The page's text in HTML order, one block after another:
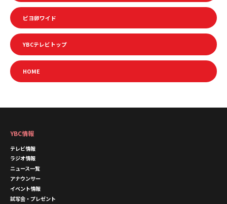
ピヨ卵ワイド
YBCテレビトップ
HOME
YBC情報
テレビ情報
ラジオ情報
ニュース一覧
アナウンサー
イベント情報
試写会・プレゼント